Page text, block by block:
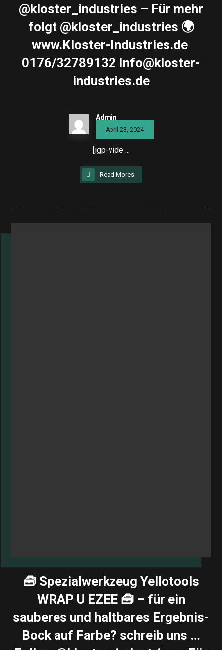
@kloster_industries – Für mehr
folgt @kloster_industries 🌍
www.Kloster-Industries.de ️
0176/32789132 Info@kloster-
industries.de
Admin
April 23, 2024
[igp-vide ...
Read Mores
🧰 Spezialwerkzeug Yellotools
WRAP U EZEE 🧰 – für ein
sauberes und haltbares Ergebnis-
Bock auf Farbe? schreib uns …